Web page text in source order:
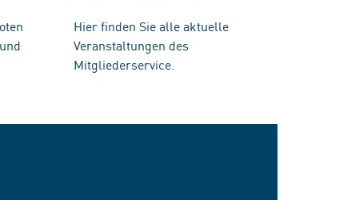
Hier finden Sie alle aktuelle
Veranstaltungen des
Mitgliederservice.